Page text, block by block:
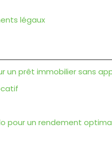
légaux
un prêt immobilier sans
pour un rendement